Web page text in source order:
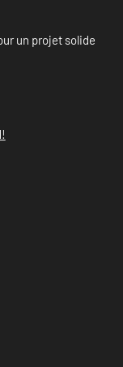
un projet solide